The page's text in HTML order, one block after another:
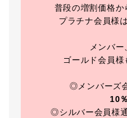
普段の増割価格か
プラチナ会員様
メンバー
ゴールド会員様
◎メンバーズ
10
◎シルバー会員